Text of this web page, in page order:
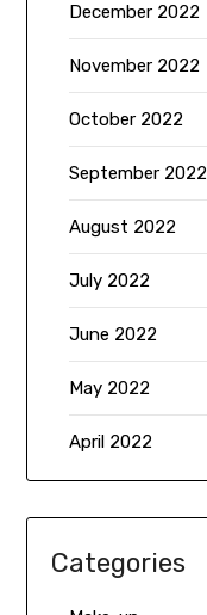
December 2022
November 2022
October 2022
September 2022
August 2022
July 2022
June 2022
May 2022
April 2022
Categories